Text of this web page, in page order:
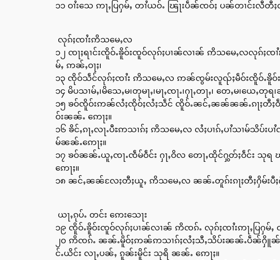
၁၁ ဝၢႆးသေ ဢႃႇပြႁမ်ႇ တၢႆယဝ်ႉ ၽြႃးပဵၼ်ၸဝ်ႈ ပၼ်တၢင်းလီတီ
လုၵ်ႈၸၢႆးဢိသမေႇလ
၁၂ ၸႃႈရၢင်းၸိူဝ်ႉၶိူဝ်းၸူဝ်လုၵ်ႈပၢၼ်လၢၼ် ဢိသမေႇလလုၵ်ႈၸၢႆး
မ်ႇ ဢၼ်ႇဝႃႈ၊
၁၃ ၸိုဝ်သဵင်လုၵ်ႈၸၢႆး ဢိသမေႇလ ဢၼ်ၸွမ်းလူၺ်ႈမဵဝ်းၸိူဝ်ႉၶိူဝ်းမ
၁၄ မိပသၢမ်ႇ၊မိသေႇမ၊တုမႃႇ၊မႃႇၸႃႉ၊ႁႃႇတႃႇ၊ တေႇမ၊ယ
၁၅ ၶဝ်ၸိူဝ်းဢၼ်လႆႈၸိုဝ်ႈလႆႈသဵင် ၸိူဝ်ႉၼင်ႇၼၼ်ၼၼ်ႉၵႃႈတီႈဝဵ
ဝ်းၼၼ်ႉ ဢေႃႈ။
၁၆ ၶိင်ႇၵႃႇလႃႉပီႊဢသၢၵ်ႈ ဢိသမေႇလ လႆႈပၢၵ်ႇပၢႆသၢမ်သိ
မ်ၼၼ်ႉဢေႃႈ။
၁၇ ၶဝ်ၼၼ်ႉယူႇၸႃႉၸဵမ်ဝဵင်း ႁႃႇဝိလ တေႃႇထိုင်ႁွတ်ႈဝဵင်း သုရ
ဢေႃႈ။
၁၈ ၼင်ႇၼၼ်လႄႈတီႈယူႇ ဢိသမေႇလ ၼၼ်ႉတူၵ်းၵႃႈတီႈႁိမ်းပီ
ယႃႇၵုပ်ႉ တင်း ဢေးသေႃး
၁၉ ၸိူဝ်ႉၶိူဝ်းၸူဝ်လုၵ်ႈပၢၼ်လၢၼ် ဢိၸၵ်ႉ လုၵ်ႈၸၢႆးဢႃႇပြႁမ်ႇ ၸ
၂၀ ဢိၸၵ်ႉ ၼၼ်ႉမိူဝ်ႈဢၼ်ဢသၢၵ်ႈလႆႈသီႇသိပ်းၼၼ်ႉပဵၼ်ႁိူၼ်း
င်ႉယိင်း လႃႇပၼ်ႇ ၵူၼ်းမိူင်း သုရိ ၼၼ်ႉ ဢေႃႈ။